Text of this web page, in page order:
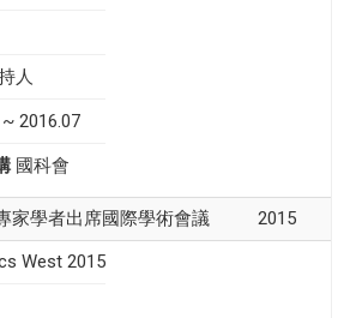
人
2016.07
國科會
家學者出席國際學術會議
2015
West 2015